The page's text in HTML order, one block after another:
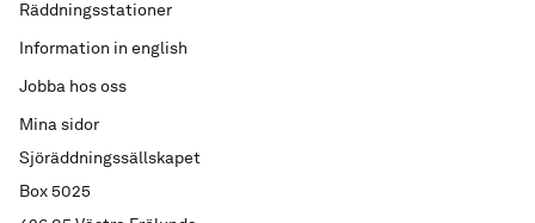
Sjöräddningssällskapet
Box 5025
Räddningsstationer
Information in english
Jobba hos oss
Mina sidor